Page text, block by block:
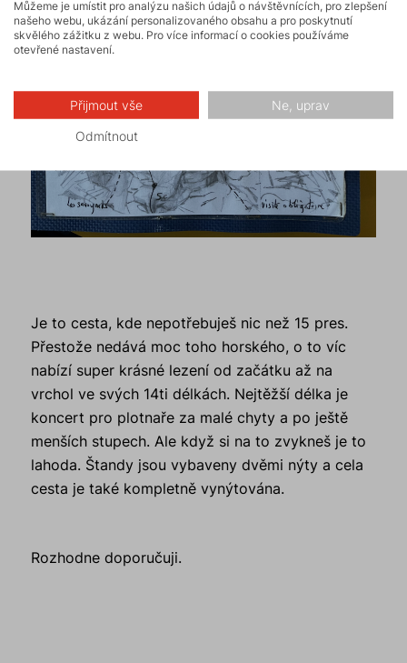
Je to cesta, kde nepotřebuješ nic než 15 pres.
Přestože nedává moc toho horského, o to víc
nabízí super krásné lezení od začátku až na
vrchol ve svých 14ti délkách. Nejtěžší délka je
koncert pro plotnaře za malé chyty a po ještě
menších stupech. Ale když si na to zvykneš je to
lahoda. Štandy jsou vybaveny dvěmi nýty a cela
cesta je také kompletně vynýtována.
Rozhodne doporučuji.
Můžeme je umístit pro analýzu našich údajů o návštěvnících, pro zlepšení
našeho webu, ukázání personalizovaného obsahu a pro poskytnutí
skvělého zážitku z webu. Pro více informací o cookies používáme
otevřené nastavení.
Přijmout vše Ne, uprav
Odmítnout